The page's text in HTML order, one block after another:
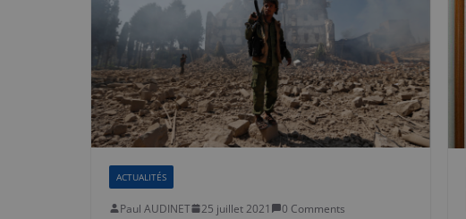
ACTUALITÉS
Paul AUDINET 25 juillet 2021 0 Comments